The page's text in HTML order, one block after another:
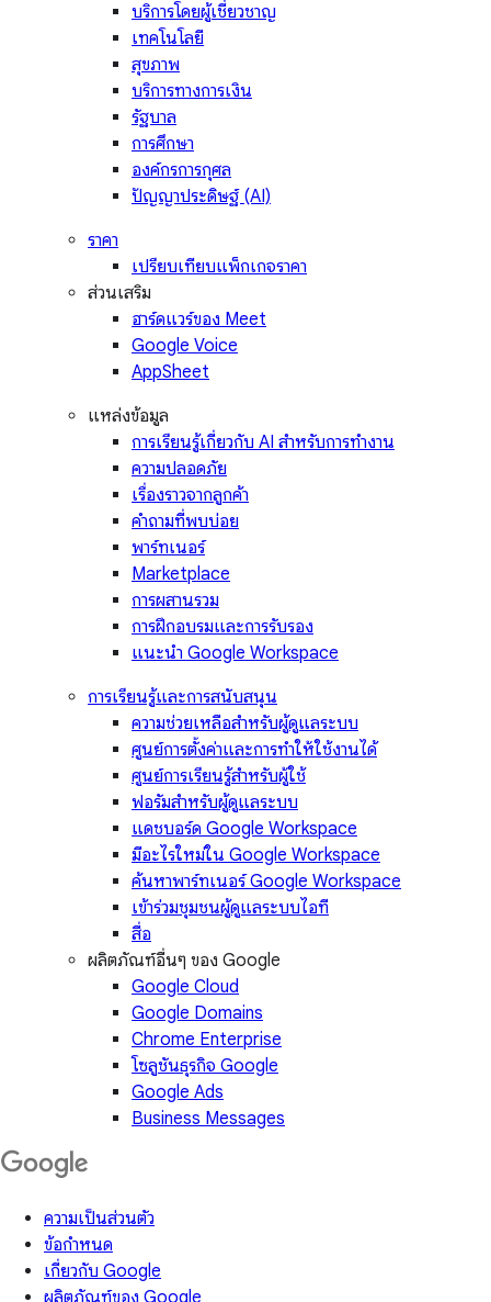
บริการโดยผู้เชี่ยวชาญ
เทคโนโลยี
สุขภาพ
บริการทางการเงิน
รัฐบาล
การศึกษา
องค์กรการกุศล
ปัญญาประดิษฐ์ (AI)
ราคา
เปรียบเทียบแพ็กเกจราคา
ส่วนเสริม
ฮาร์ดแวร์ของ Meet
Google Voice
AppSheet
แหล่งข้อมูล
การเรียนรู้เกี่ยวกับ AI สำหรับการทำงาน
ความปลอดภัย
เรื่องราวจากลูกค้า
คำถามที่พบบ่อย
พาร์ทเนอร์
Marketplace
การผสานรวม
การฝึกอบรมและการรับรอง
แนะนำ Google Workspace
การเรียนรู้และการสนับสนุน
ความช่วยเหลือสำหรับผู้ดูแลระบบ
ศูนย์การตั้งค่าและการทำให้ใช้งานได้
ศูนย์การเรียนรู้สำหรับผู้ใช้
ฟอรัมสำหรับผู้ดูแลระบบ
แดชบอร์ด Google Workspace
มีอะไรใหม่ใน Google Workspace
ค้นหาพาร์ทเนอร์ Google Workspace
เข้าร่วมชุมชนผู้ดูแลระบบไอที
สื่อ
ผลิตภัณฑ์อื่นๆ ของ Google
Google Cloud
Google Domains
Chrome Enterprise
โซลูชันธุรกิจ Google
Google Ads
Business Messages
ความเป็นส่วนตัว
ข้อกำหนด
เกี่ยวกับ Google